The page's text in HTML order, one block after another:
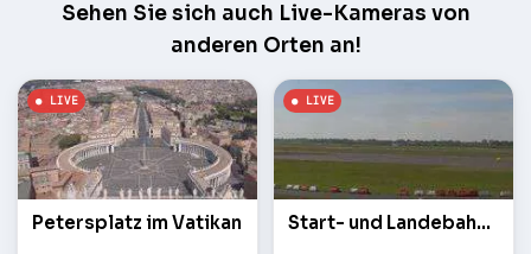
Sehen Sie sich auch Live-Kameras von
anderen Orten an!
Petersplatz im Vatikan Start- und Landebahn des Flughafens